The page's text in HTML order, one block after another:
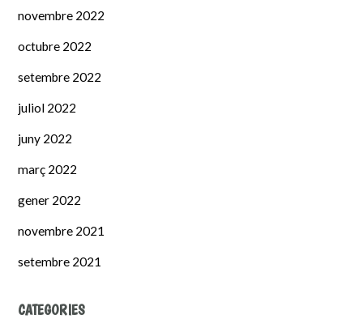
novembre 2022
octubre 2022
setembre 2022
juliol 2022
juny 2022
març 2022
gener 2022
novembre 2021
setembre 2021
CATEGORIES